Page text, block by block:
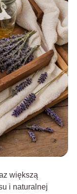
większą
i naturalnej